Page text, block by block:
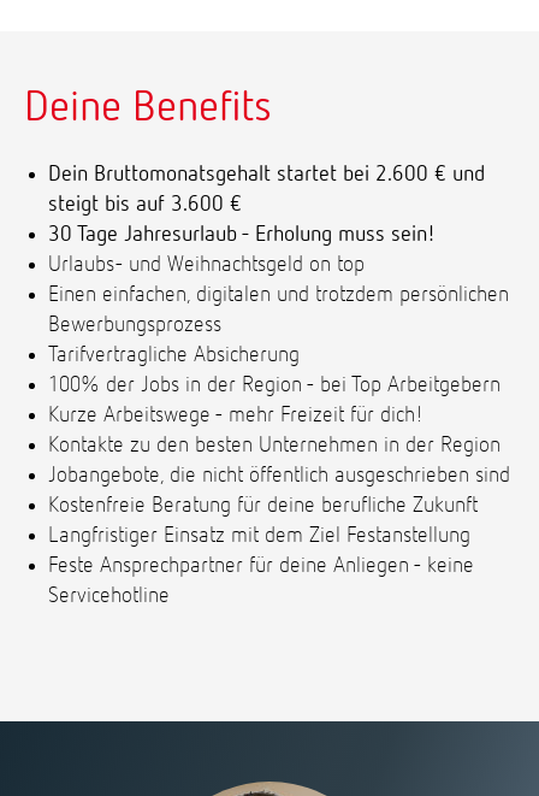
Deine Benefits
Dein Bruttomonatsgehalt startet bei 2.600 € und
steigt bis auf 3.600 €
30 Tage Jahresurlaub - Erholung muss sein!
Urlaubs- und Weihnachtsgeld on top
Einen einfachen, digitalen und trotzdem persönlichen
Bewerbungsprozess
Tarifvertragliche Absicherung
100% der Jobs in der Region - bei Top Arbeitgebern
Kurze Arbeitswege - mehr Freizeit für dich!
Kontakte zu den besten Unternehmen in der Region
Jobangebote, die nicht öffentlich ausgeschrieben sind
Kostenfreie Beratung für deine berufliche Zukunft
Langfristiger Einsatz mit dem Ziel Festanstellung
Feste Ansprechpartner für deine Anliegen - keine
Servicehotline